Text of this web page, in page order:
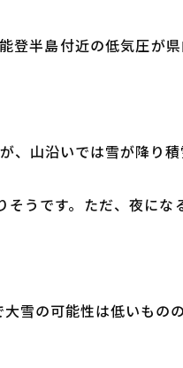
登半島付近の低気圧が
山沿いでは雪が降り積
うです。ただ、夜に
雪の可能性は低いもの